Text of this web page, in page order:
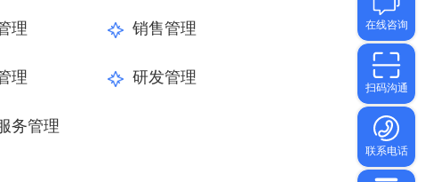
理 销售管理
理 研发管理
务管理